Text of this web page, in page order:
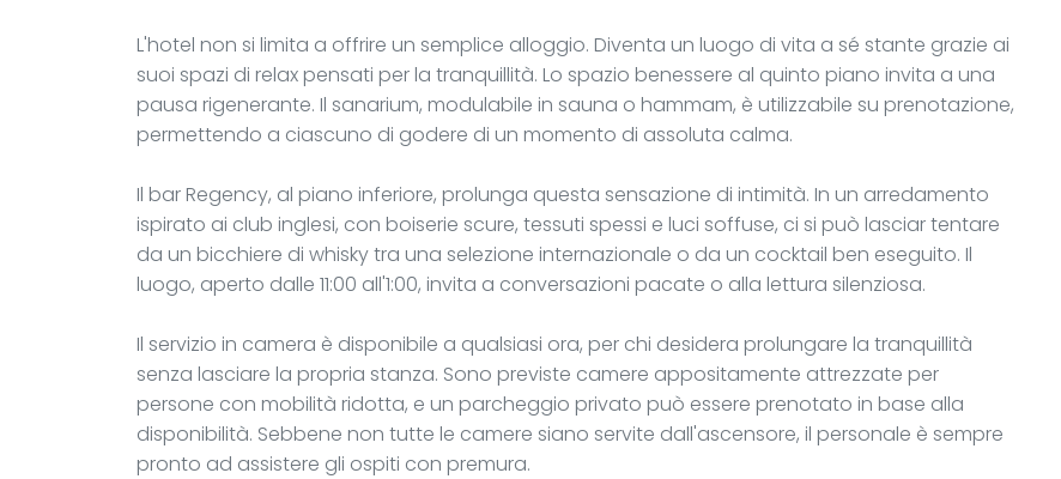
L'hotel non si limita a offrire un semplice alloggio. Diventa un luogo di vita a sé stante grazie ai
suoi spazi di relax pensati per la tranquillità. Lo spazio benessere al quinto piano invita a una
pausa rigenerante. Il sanarium, modulabile in sauna o hammam, è utilizzabile su prenotazione,
permettendo a ciascuno di godere di un momento di assoluta calma.
Il bar Regency, al piano inferiore, prolunga questa sensazione di intimità. In un arredamento
ispirato ai club inglesi, con boiserie scure, tessuti spessi e luci soffuse, ci si può lasciar tentare
da un bicchiere di whisky tra una selezione internazionale o da un cocktail ben eseguito. Il
luogo, aperto dalle 11:00 all'1:00, invita a conversazioni pacate o alla lettura silenziosa.
Il servizio in camera è disponibile a qualsiasi ora, per chi desidera prolungare la tranquillità
senza lasciare la propria stanza. Sono previste camere appositamente attrezzate per
persone con mobilità ridotta, e un parcheggio privato può essere prenotato in base alla
disponibilità. Sebbene non tutte le camere siano servite dall'ascensore, il personale è sempre
pronto ad assistere gli ospiti con premura.